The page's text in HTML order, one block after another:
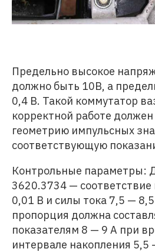
Предельно высокое
должно быть 10В, а
0,4 В. Такой коммутатор
корректной работе
геометрию импульсных
соответствующую
Контрольные параметры:
3620.3734 —
0,01 В и силы тока 7,5 —
пропорция должна
показателям 8 — 9 А при
интервале накопления 5,5